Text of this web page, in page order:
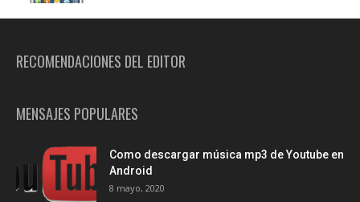
RECOMENDACIONES DEL EDITOR
MENSAJES POPULARES
Como descargar música mp3 de Youtube en
Android
8 mayo, 2020